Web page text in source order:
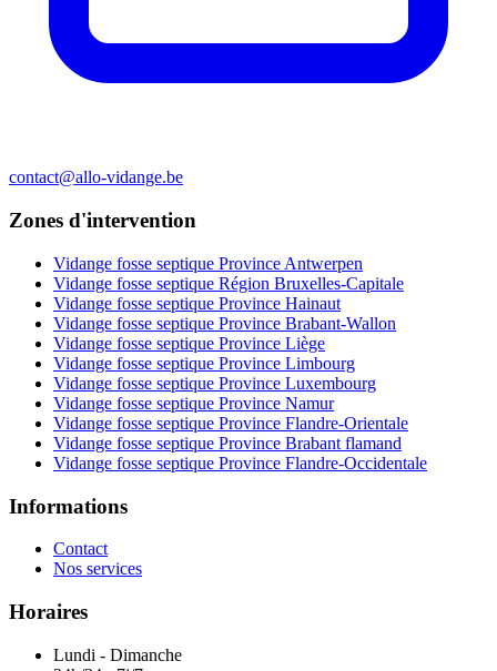
contact@allo-vidange.be
Zones d'intervention
Vidange fosse septique Province Antwerpen
Vidange fosse septique Région Bruxelles-Capitale
Vidange fosse septique Province Hainaut
Vidange fosse septique Province Brabant-Wallon
Vidange fosse septique Province Liège
Vidange fosse septique Province Limbourg
Vidange fosse septique Province Luxembourg
Vidange fosse septique Province Namur
Vidange fosse septique Province Flandre-Orientale
Vidange fosse septique Province Brabant flamand
Vidange fosse septique Province Flandre-Occidentale
Informations
Contact
Nos services
Horaires
Lundi - Dimanche